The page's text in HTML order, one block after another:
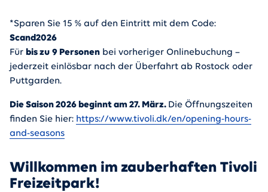
*Sparen Sie 15 % auf den Eintritt mit dem Code:
Scand2026
Für bis zu 9 Personen bei vorheriger Onlinebuchung –
jederzeit einlösbar nach der Überfahrt ab Rostock oder
Puttgarden.
Die Saison 2026 beginnt am 27. März. Die Öffnungszeiten
finden Sie hier: https://www.tivoli.dk/en/opening-hours-
and-seasons
Willkommen im zauberhaften Tivoli
Freizeitpark!